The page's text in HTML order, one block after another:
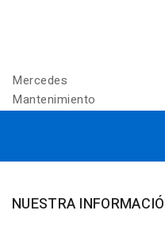
Mercedes
Mantenimiento
NUESTRA